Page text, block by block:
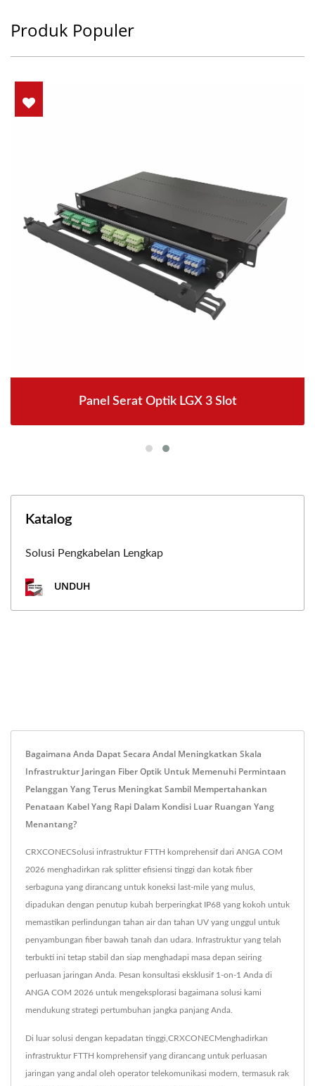
Produk Populer
Panel Serat Optik LGX 3 Slot
Katalog
Solusi Pengkabelan Lengkap
UNDUH
Bagaimana Anda Dapat Secara Andal Meningkatkan Skala
Infrastruktur Jaringan Fiber Optik Untuk Memenuhi Permintaan
Pelanggan Yang Terus Meningkat Sambil Mempertahankan
Penataan Kabel Yang Rapi Dalam Kondisi Luar Ruangan Yang
Menantang?
CRXCONECSolusi infrastruktur FTTH komprehensif dari ANGA COM
2026 menghadirkan rak splitter efisiensi tinggi dan kotak fiber
serbaguna yang dirancang untuk koneksi last-mile yang mulus,
dipadukan dengan penutup kubah berperingkat IP68 yang kokoh untuk
memastikan perlindungan tahan air dan tahan UV yang unggul untuk
penyambungan fiber bawah tanah dan udara. Infrastruktur yang telah
terbukti ini tetap stabil dan siap menghadapi masa depan seiring
perluasan jaringan Anda. Pesan konsultasi eksklusif 1-on-1 Anda di
ANGA COM 2026 untuk mengeksplorasi bagaimana solusi kami
mendukung strategi pertumbuhan jangka panjang Anda.
Di luar solusi dengan kepadatan tinggi,CRXCONECMenghadirkan
infrastruktur FTTH komprehensif yang dirancang untuk perluasan
jaringan yang andal oleh operator telekomunikasi modern, termasuk rak